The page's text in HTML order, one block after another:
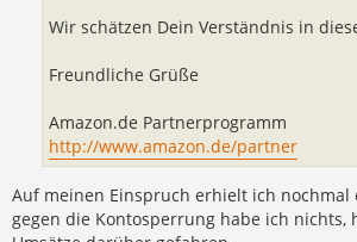
Wir schätzen Dein Verständnis in
Freundliche Grüße
Amazon.de Partnerprogramm
http://www.amazon.de/partner
Auf meinen Einspruch erhielt ich nochmal
gegen die Kontosperrung habe ich nichts,